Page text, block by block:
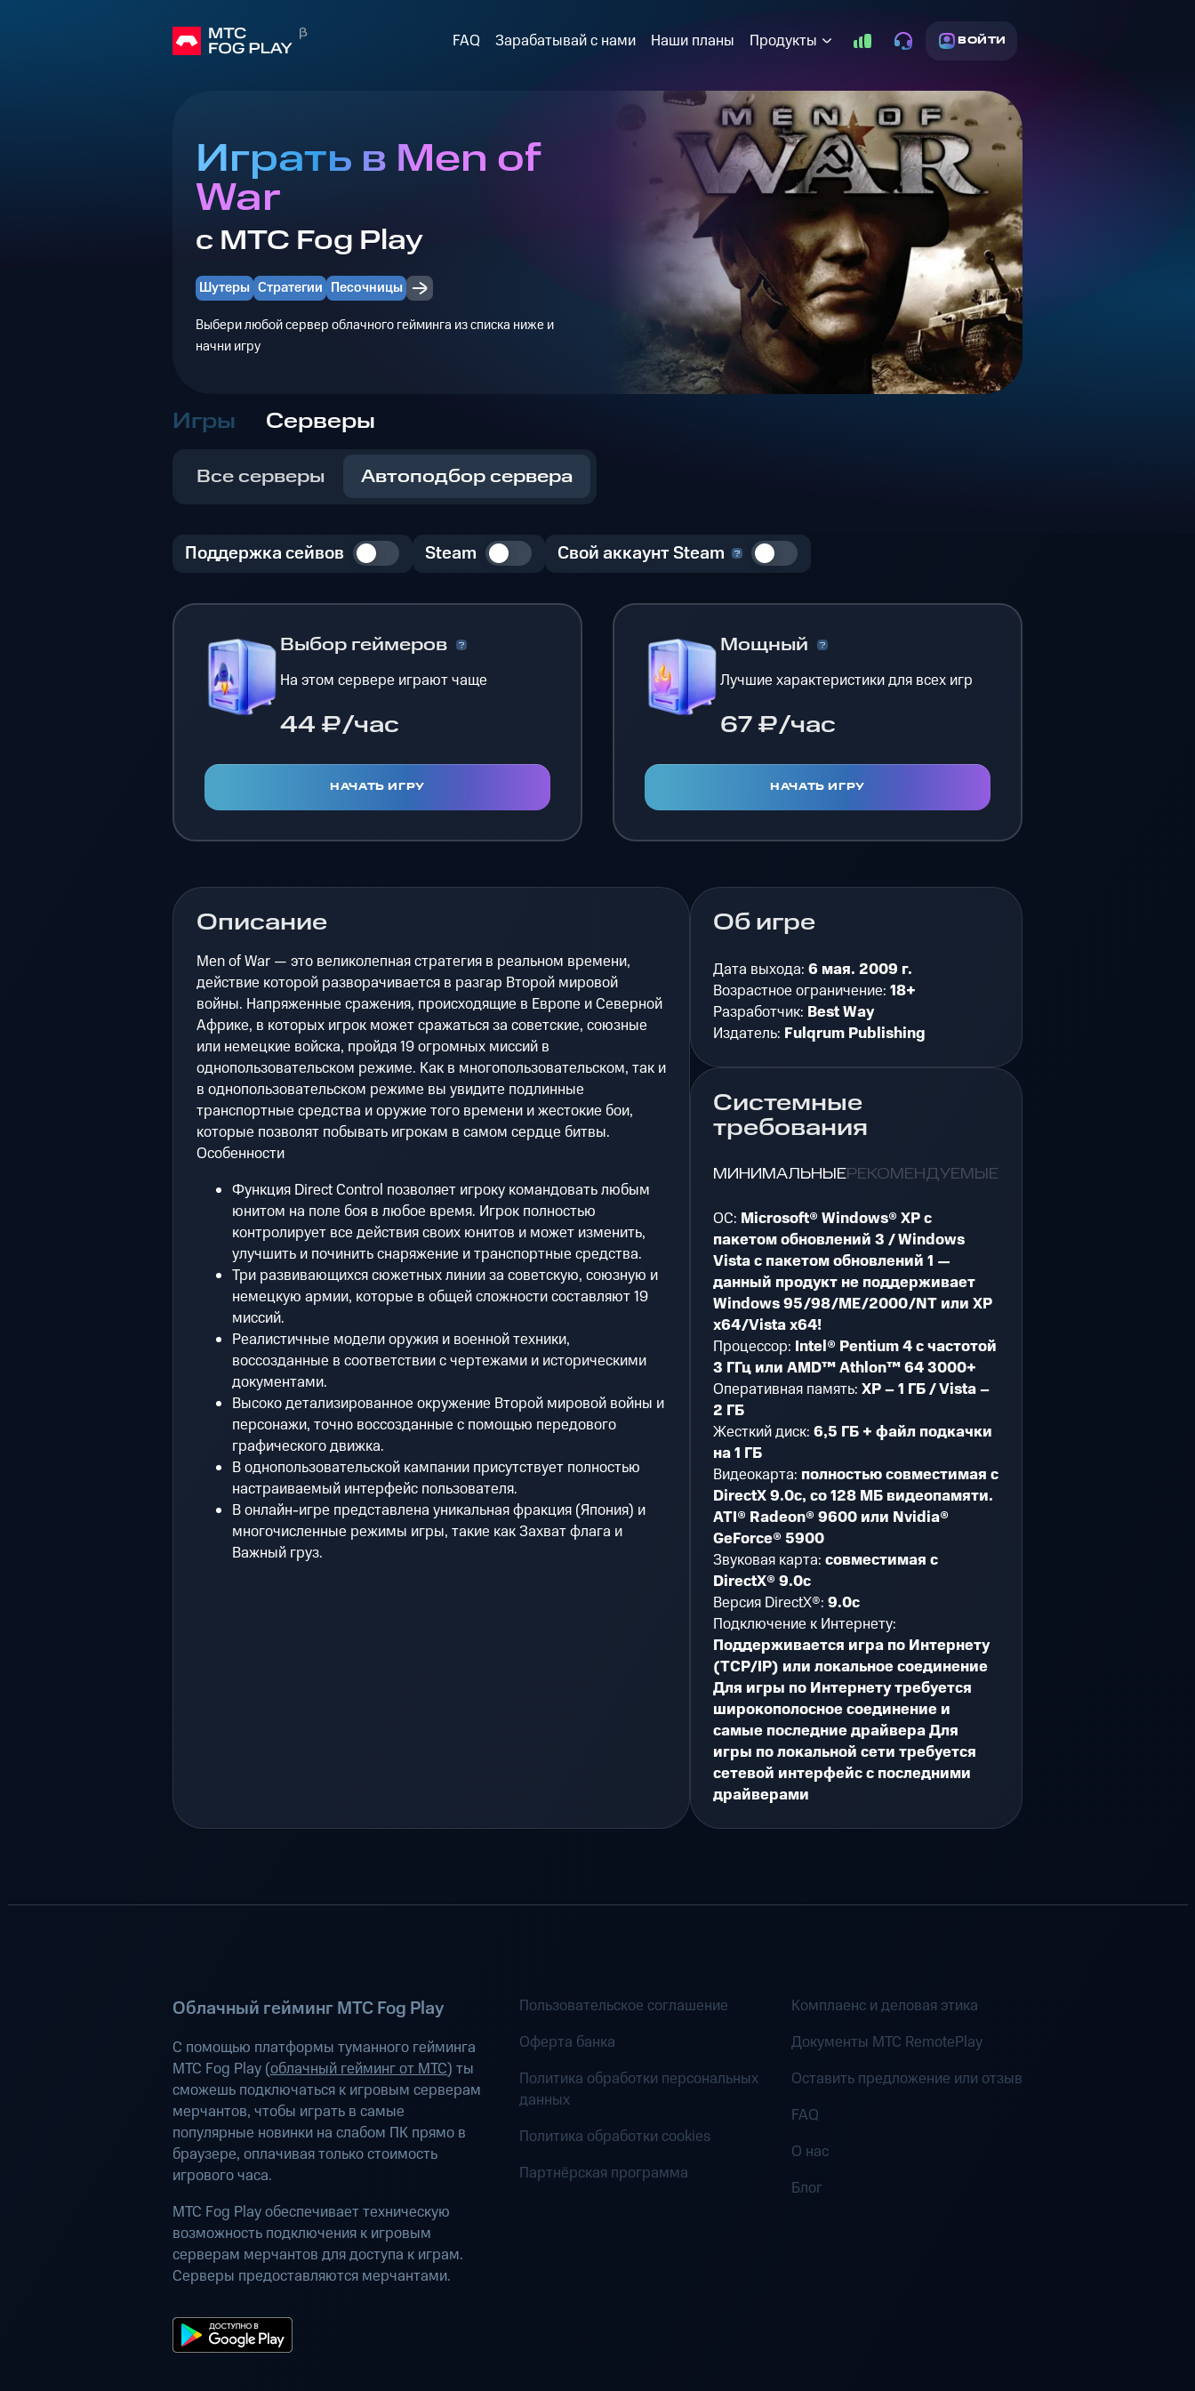
FAQ Зарабатывай с нами Наши планы Продукты ВОЙТИ
Играть в Men of
War
с МТС Fog Play
Шутеры Стратегии Песочницы
Выбери любой сервер облачного гейминга из списка ниже и
начни игру
Игры Серверы
Все серверы Автоподбор сервера
Поддержка сейвов Steam Свой аккаунт Steam
Выбор геймеров
На этом сервере играют чаще
44 ₽/час
НАЧАТЬ ИГРУ
Мощный
Лучшие характеристики для всех игр
67 ₽/час
НАЧАТЬ ИГРУ
Описание
Men of War — это великолепная стратегия в реальном времени,
действие которой разворачивается в разгар Второй мировой
войны. Напряженные сражения, происходящие в Европе и Северной
Африке, в которых игрок может сражаться за советские, союзные
или немецкие войска, пройдя 19 огромных миссий в
однопользовательском режиме. Как в многопользовательском, так и
в однопользовательском режиме вы увидите подлинные
транспортные средства и оружие того времени и жестокие бои,
которые позволят побывать игрокам в самом сердце битвы.
Особенности
Функция Direct Control позволяет игроку командовать любым
юнитом на поле боя в любое время. Игрок полностью
контролирует все действия своих юнитов и может изменить,
улучшить и починить снаряжение и транспортные средства.
Три развивающихся сюжетных линии за советскую, союзную и
немецкую армии, которые в общей сложности составляют 19
миссий.
Реалистичные модели оружия и военной техники,
воссозданные в соответствии с чертежами и историческими
документами.
Высоко детализированное окружение Второй мировой войны и
персонажи, точно воссозданные с помощью передового
графического движка.
В однопользовательской кампании присутствует полностью
настраиваемый интерфейс пользователя.
В онлайн-игре представлена уникальная фракция (Япония) и
многочисленные режимы игры, такие как Захват флага и
Важный груз.
Об игре
Дата выхода:6 мая. 2009 г.
Возрастное ограничение:18+
Разработчик: Best Way
Издатель: Fulqrum Publishing
Системные
требования
МИНИМАЛЬНЫЕРЕКОМЕНДУЕМЫЕ
ОС: Microsoft® Windows® XP c
пакетом обновлений 3 / Windows
Vista c пакетом обновлений 1 —
данный продукт не поддерживает
Windows 95/98/ME/2000/NT или XP
x64/Vista x64!
Процессор: Intel® Pentium 4 с частотой
3 ГГц или AMD™ Athlon™ 64 3000+
Оперативная память:XP – 1 ГБ / Vista –
2 ГБ
Жесткий диск:6,5 ГБ + файл подкачки
на 1 ГБ
Видеокарта: полностью совместимая с
DirectX 9.0c, со 128 МБ видеопамяти.
ATI® Radeon® 9600 или Nvidia®
GeForce® 5900
Звуковая карта:совместимая с
DirectX® 9.0c
Версия DirectX®:9.0c
Подключение к Интернету:
Поддерживается игра по Интернету
(TCP/IP) или локальное соединение
Для игры по Интернету требуется
широкополосное соединение и
самые последние драйвера Для
игры по локальной сети требуется
сетевой интерфейс с последними
драйверами
Облачный гейминг МТС Fog Play
С помощью платформы туманного гейминга
МТС Fog Play (облачный гейминг от МТС) ты
сможешь подключаться к игровым серверам
мерчантов, чтобы играть в самые
популярные новинки на слабом ПК прямо в
браузере, оплачивая только стоимость
игрового часа.
МТС Fog Play обеспечивает техническую
возможность подключения к игровым
серверам мерчантов для доступа к играм.
Серверы предоставляются мерчантами.
Пользовательское соглашение
Оферта банка
Политика обработки персональных
данных
Политика обработки cookies
Партнёрская программа
Комплаенс и деловая этика
Документы MTC RemotePlay
Оставить предложение или отзыв
FAQ
О нас
Блог